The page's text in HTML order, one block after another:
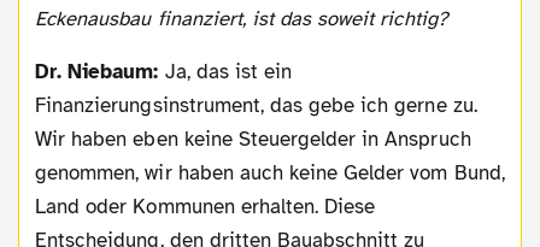
Eckenausbau finanziert, ist das soweit richtig?
Dr. Niebaum: Ja, das ist ein
Finanzierungsinstrument, das gebe ich gerne zu.
Wir haben eben keine Steuergelder in Anspruch
genommen, wir haben auch keine Gelder vom Bund,
Land oder Kommunen erhalten. Diese
Entscheidung, den dritten Bauabschnitt zu